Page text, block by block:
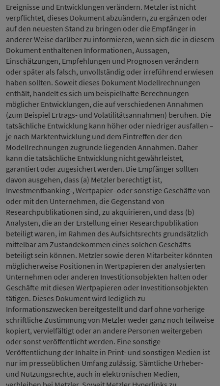
Ereignisse und Entwicklungen verändern. Metzler ist nicht
verpflichtet, dieses Dokument abzuändern, zu ergänzen oder
auf den neuesten Stand zu bringen oder die Empfänger in
anderer Weise darüber zu informieren, wenn sich die in diesem
Dokument enthaltenen Informationen, Aussagen,
Einschätzungen, Empfehlungen und Prognosen verändern
oder später als falsch, unvollständig oder irreführend erwiesen
haben sollten. Soweit dieses Dokument Modellrechnungen
enthält, handelt es sich um beispielhafte Berechnungen
möglicher Entwicklungen, die auf verschiedenen Annahmen
(zum Beispiel Ertrags- und Volatilitätsannahmen) beruhen. Die
tatsächliche Entwicklung kann höher oder niedriger ausfallen –
je nach Marktentwicklung und dem Eintreffen der den
Modellrechnungen zugrunde liegenden Annahmen. Daher
kann die tatsächliche Entwicklung nicht gewährleistet,
garantiert oder zugesichert werden. Die Empfänger sollten
davon ausgehen, dass (a) Metzler berechtigt ist,
Investmentbanking-, Wertpapier- oder sonstige Geschäfte von
oder mit den Unternehmen, die Gegenstand von
Researchpublikationen sind, zu akquirieren, und dass (b)
Analysten, die an der Erstellung einer Researchpublikation
beteiligt waren, im Rahmen des Aufsichtsrechts grundsätzlich
mittelbar am Zustandekommen eines solchen Geschäfts
beteiligt sein können. Metzler sowie deren Mitarbeiter könnten
möglicherweise Positionen in Wertpapieren der analysierten
Unternehmen oder anderen Investitionsobjekten halten oder
Geschäfte mit diesen Wertpapieren oder Investitionsobjekten
tätigen. Dieses Dokument wird lediglich zu
Informationszwecken bereitgestellt und darf ohne vorherige
schriftliche Zustimmung von Metzler weder ganz noch teilweise
kopiert, vervielfältigt oder an andere Personen weitergeben
oder sonst veröffentlicht werden. Eine sonstige
Veröffentlichung der Inhalte in Print- und sonstigen Medien ist
nur im presseüblichen Umfang zulässig. Sämtliche Urheber-
und Nutzungsrechte, auch in elektronischen Medien,